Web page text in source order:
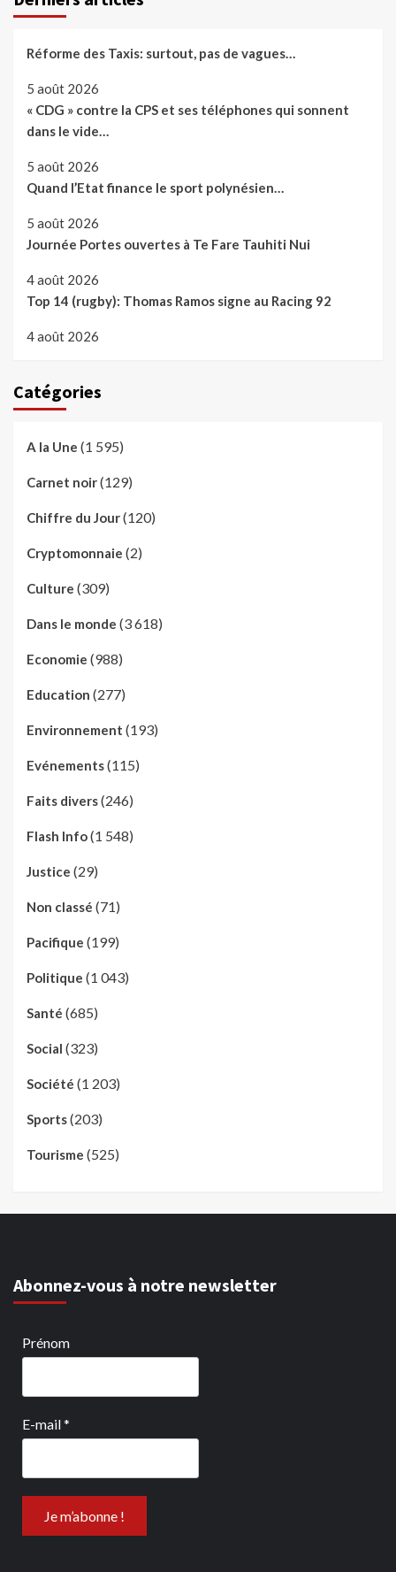
Réforme des Taxis: surtout, pas de vagues…
5 août 2026
« CDG » contre la CPS et ses téléphones qui sonnent
dans le vide…
5 août 2026
Quand l’Etat finance le sport polynésien…
5 août 2026
Journée Portes ouvertes à Te Fare Tauhiti Nui
4 août 2026
Top 14 (rugby): Thomas Ramos signe au Racing 92
4 août 2026
Catégories
A la Une (1 595)
Carnet noir(129)
Chiffre du Jour(120)
Cryptomonnaie (2)
Culture (309)
Dans le monde (3 618)
Economie (988)
Education (277)
Environnement (193)
Evénements(115)
Faits divers(246)
Flash Info(1 548)
Justice (29)
Non classé (71)
Pacifique (199)
Politique (1 043)
Santé (685)
Social (323)
Société (1 203)
Sports(203)
Tourisme (525)
Abonnez-vous à notre newsletter
Prénom
E-mail*